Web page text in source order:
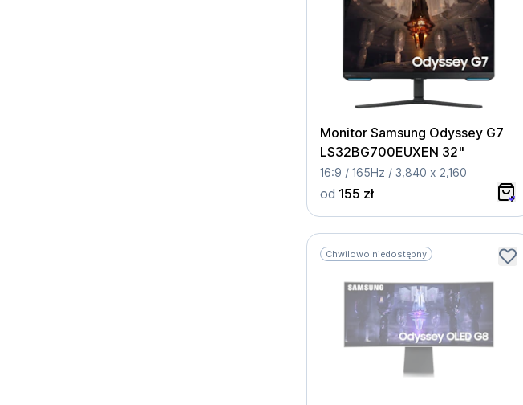
Monitor Samsung Odyssey G7
LS32BG700EUXEN 32"
16:9 / 165Hz / 3,840 x 2,160
od 155 zł
Chwilowo niedostępny